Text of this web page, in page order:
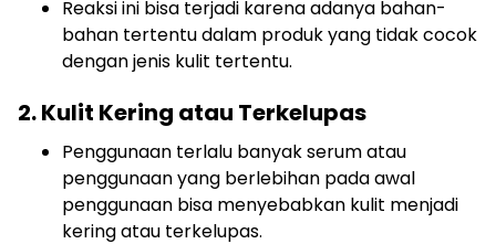
Reaksi ini bisa terjadi karena adanya bahan-
bahan tertentu dalam produk yang tidak cocok
dengan jenis kulit tertentu.
2. Kulit Kering atau Terkelupas
Penggunaan terlalu banyak serum atau
penggunaan yang berlebihan pada awal
penggunaan bisa menyebabkan kulit menjadi
kering atau terkelupas.